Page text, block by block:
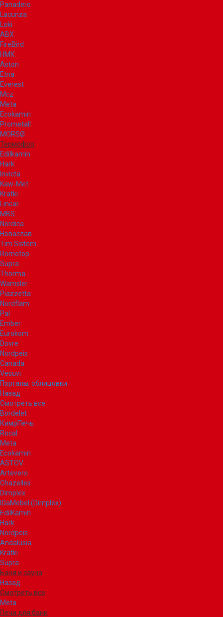
Panadero
Lacunza
Loki
ABX
FireBird
НМК
Aston
Etna
Everest
Mcz
Meta
Ecokamin
Prometall
MORSØ
Термофор
Edilkamin
Hark
Invicta
Kaw-Met
Kratki
Lincar
MBS
Nordica
Новаслав
Tim Sistem
Romotop
Supra
Thorma
Wamsler
Piazzetta
Nordflam
Pal
Ember
Eurokom
Dovre
Nordpeis
Canada
Vesuvi
Порталы, облицовки
Назад
Смотреть все
Bordelet
КимрПечь
Rocal
Meta
Ecokamin
ASTOV
Artevero
Chazelles
Dimplex
IDaMebel (Dimplex)
EdilKamin
Hark
Nordpeis
Andalusia
Kratki
Supra
Баня и сауна
Назад
Смотреть все
Meta
Печи для бани